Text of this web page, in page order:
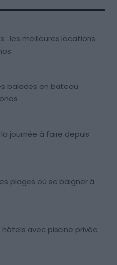
: les meilleures locations
balades en bateau
journée à faire depuis
plages où se baigner à
hôtels avec piscine privée